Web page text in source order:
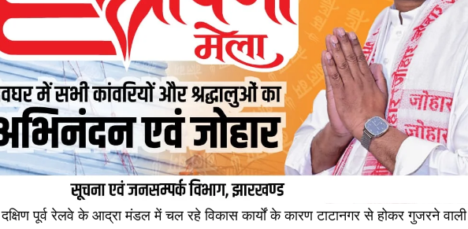
दक्षिण पूर्व रेलवे के आद्रा मंडल में चल रहे विकास कार्यों के कारण टाटानगर से होकर गुजरने वाली